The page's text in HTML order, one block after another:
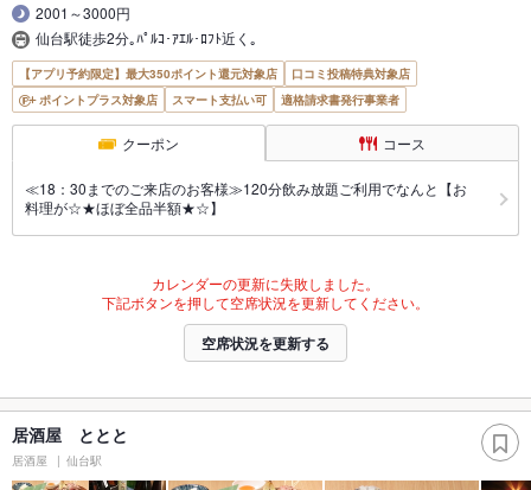
2001～3000円
仙台駅徒歩2分｡ﾊﾟﾙｺ･ｱｴﾙ･ﾛﾌﾄ近く｡
【アプリ予約限定】最大350ポイント還元対象店
口コミ投稿特典対象店
ポイントプラス対象店
スマート支払い可 適格請求書発行事業者
クーポン コース
≪18：30までのご来店のお客様≫120分飲み放題ご利用でなんと【お
料理が☆★ほぼ全品半額★☆】
カレンダーの更新に失敗しました。
下記ボタンを押して空席状況を更新してください。
空席状況を更新する
居酒屋 ととと
居酒屋 仙台駅